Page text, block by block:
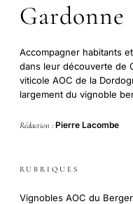
Gardonne
Accompagner habitants
dans leur découverte de
viticole AOC de la
largement du vignoble
Rédaction : Pierre Lacombe
RUBRIQUES
Vignobles AOC du